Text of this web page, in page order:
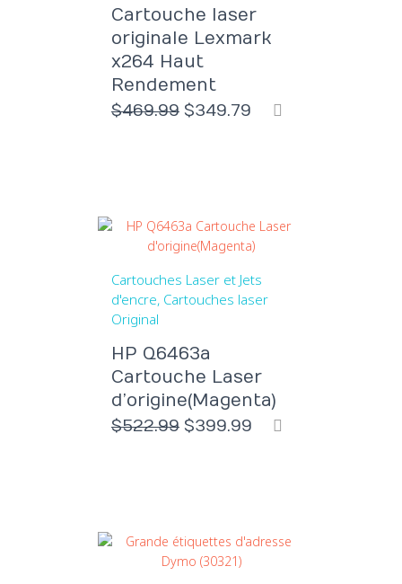
Cartouche laser
originale Lexmark
x264 Haut
Rendement
$469.99 Le
$349.79
Cartouches Laser et Jets
d'encre Cartouches laser
Original
HP Q6463a
Cartouche Laser
d’origine(Magenta)
$522.99 Le
$399.99